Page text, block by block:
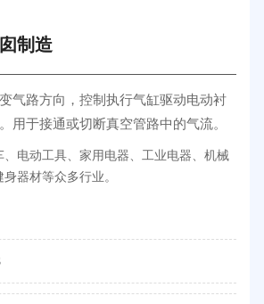
制造
气路方向，控制执行气缸驱动电动衬
用于接通或切断真空管路中的气流。
、电动工具、家用电器、工业电器、机械
器材等众多行业。